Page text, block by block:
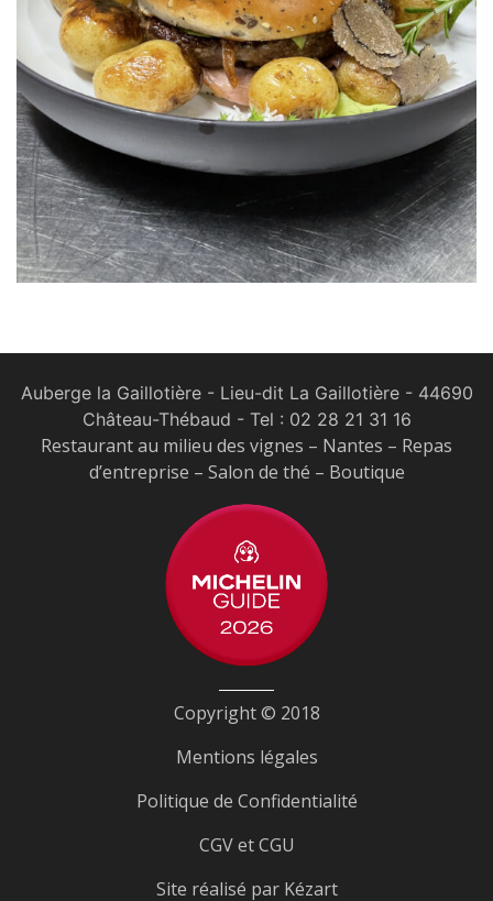
Auberge la Gaillotière - Lieu-dit La Gaillotière - 44690
Château-Thébaud - Tel : 02 28 21 31 16
Restaurant au milieu des vignes – Nantes – Repas
d’entreprise – Salon de thé – Boutique
Copyright © 2018
Mentions légales
Politique de Confidentialité
CGV et CGU
Site réalisé par Kézart